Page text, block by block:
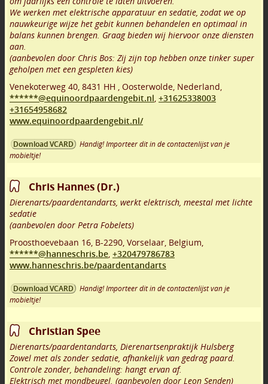
We werken met elektrische apparatuur en sedatie, zodat we op
nauwkeurige wijze het gebit kunnen behandelen en optimaal in
balans kunnen brengen. Graag bieden wij hiervoor onze diensten
aan.
(aanbevolen door Chris Bos: Zij zijn top hebben onze tinker super
geholpen met een gespleten kies)
Venekoterweg 40 8431 HH Oosterwolde Nederland,
******@equinoordpaardengebit.nl +31625338003
+31654958682
www.equinoordpaardengebit.nl/
Download VCARD
Handig! Importeer dit in de contactenlijst van je
mobieltje!
Chris Hannes (Dr.)
Dierenarts/paardentandarts, werkt elektrisch, meestal met lichte
sedatie
(aanbevolen door Petra Fobelets)
Proosthoevebaan 16 B-2290 Vorselaar Belgium,
******@hanneschris.be +320479786783
www.hanneschris.be/paardentandarts
Download VCARD
Handig! Importeer dit in de contactenlijst van je
mobieltje!
Christian Spee
Dierenarts/paardentandarts, Dierenartsenpraktijk Hulsberg
Zowel met als zonder sedatie, afhankelijk van gedrag paard.
Controle zonder, behandeling: hangt ervan af.
Elektrisch met mondbeugel. (aanbevolen door Leon Senden)